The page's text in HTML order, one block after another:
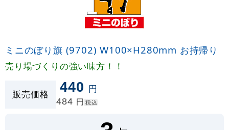
ミニのぼり旗 (9702) W100×H280mm お持帰り
売り場づくりの強い味方！！
販売価格 440 円
484 円 税込